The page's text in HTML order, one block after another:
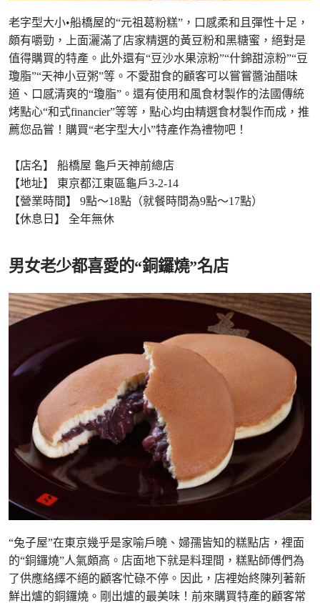
老字型大小•船橋屋的“元祖葛粉糕”，口感柔和且彈性十足，
頗有嚼勁，上面灑滿了店家精選的黃豆粉和黑糖蜜，絕對是
值得購買的特產。此外還有“豆沙水果涼粉”“什錦甜涼粉”“豆
瓊脂”“天神小豆粥”等。不愛甜食的顧客可以嘗嘗醬油醋味
道、口感清爽的“瓊脂”。還有使用和風食材製作的法國傳統
烤點心“和式financier”等等，點心均由精選食材製作而成，推
薦您品嘗！購買“老字型大小”特產作為禮物吧！
【店名】 船橋屋 龜戶天神前總店
【地址】 東京都江東區龜戶3-2-14
【營業時間】 9點～18點（就餐時間為9點～17點）
【休息日】 全年無休
男女老少都喜愛的“銅鑼燒”名店
“兔子屋”在東京幾乎是家喻戶曉、婦孺皆知的糕點店，裡面
的“銅鑼燒”人氣頗高。店面地下就是料理間，糕點師傅們為
了供應絡繹不絕的顧客忙碌不停。因此，店裡始終陳列著新
鮮出爐的銅鑼燒。剛出爐的最美味！前來購買特產的顧客常